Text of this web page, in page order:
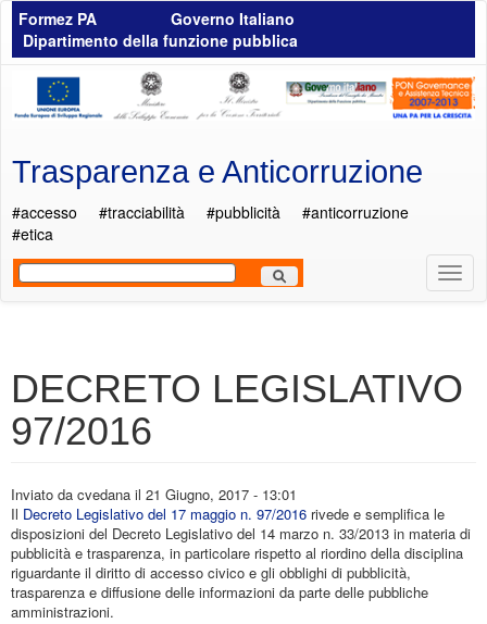
Salta al contenuto principale
Formez PA
Governo Italiano
Dipartimento della funzione pubblica
Trasparenza e Anticorruzione
#accesso #tracciabilità #pubblicità
#anticorruzione
#etica
Menù
DECRETO LEGISLATIVO
97/2016
Inviato da cvedana il 21 Giugno, 2017 - 13:01
Il Decreto Legislativo del 17 maggio n. 97/2016 rivede e semplifica le
disposizioni del Decreto Legislativo del 14 marzo n. 33/2013 in materia di
pubblicità e trasparenza, in particolare rispetto al riordino della disciplina
riguardante il diritto di accesso civico e gli obblighi di pubblicità,
trasparenza e diffusione delle informazioni da parte delle pubbliche
amministrazioni.